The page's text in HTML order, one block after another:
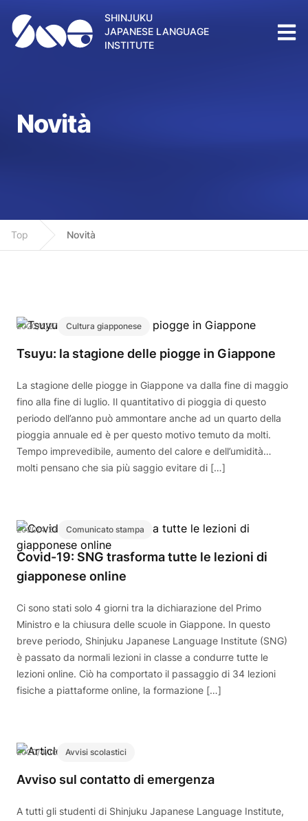
SHINJUKU
JAPANESE LANGUAGE
INSTITUTE
Novità
Top Novità
2020/4/27 Cultura giapponese
Tsuyu: la stagione delle piogge in Giappone
La stagione delle piogge in Giappone va dalla fine di maggio
fino alla fine di luglio. Il quantitativo di pioggia di questo
periodo dell’anno può ammontare anche ad un quarto della
pioggia annuale ed è per questo motivo temuto da molti.
Tempo imprevedibile, aumento del calore e dell’umidità…
molti pensano che sia più saggio evitare di […]
2020/4/27 Comunicato stampa
Covid-19: SNG trasforma tutte le lezioni di
giapponese online
Ci sono stati solo 4 giorni tra la dichiarazione del Primo
Ministro e la chiusura delle scuole in Giappone. In questo
breve periodo, Shinjuku Japanese Language Institute (SNG)
è passato da normali lezioni in classe a condurre tutte le
lezioni online. Ciò ha comportato il passaggio di 34 lezioni
fisiche a piattaforme online, la formazione […]
2020/4/16 Avvisi scolastici
Avviso sul contatto di emergenza
A tutti gli studenti di Shinjuku Japanese Language Institute,